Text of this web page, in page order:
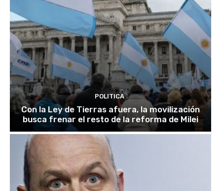
POLITICA
Con la Ley de Tierras afuera, la movilización
busca frenar el resto de la reforma de Milei